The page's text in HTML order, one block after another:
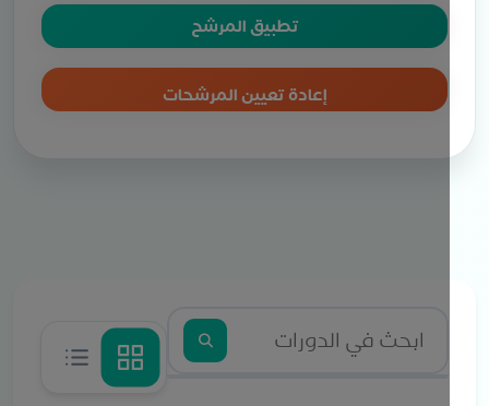
تطبيق المرشح
إعادة تعيين المرشحات